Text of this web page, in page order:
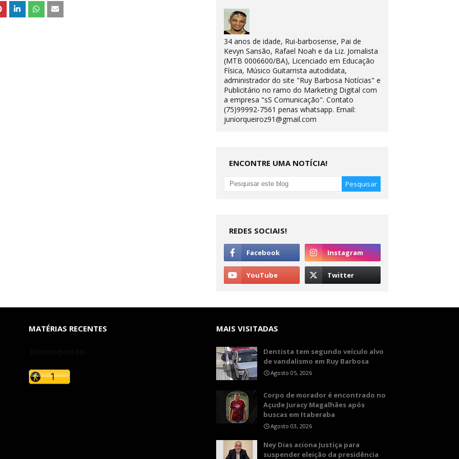
34 anos de idade, Rui-barbosense, Pai de
Kevyn Sansão, Rafael Noah e da Liz. Jornalista
(MTB 0006600/BA), Licenciado em Educação
Física, Músico Guitarrista autodidata,
administrador do site "Ruy Barbosa Notícias" e
Publicitário no ramo do Marketing Digital com
a empresa "sS Comunicação". Contato
(75)99992-7561 penas whatsapp. Email:
juniorqueiroz91@gmail.com
ENCONTRE UMA NOTÍCIA!
REDES SOCIAIS!
MATÉRIAS RECENTES
3/recent/post-list
MAIS VISITADAS
Dentista tem segundo veículo alvo
de vandalismo em Ruy Barbosa
Agosto 05, 2026
Corpo de morador é encontrado no
Açude Juracy Magalhães após
buscas em Itaberaba
Agosto 03, 2026
Ney Dias aciona Justiça para
suspender eleição da presidência